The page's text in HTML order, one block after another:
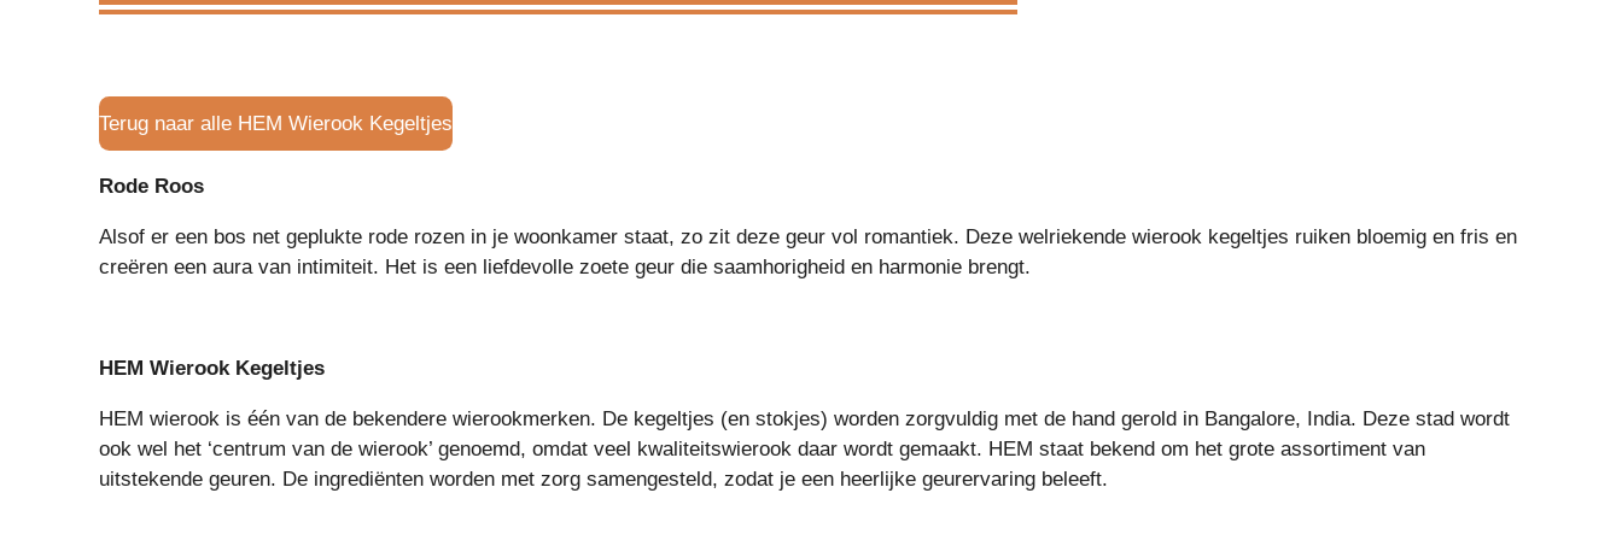
Terug naar alle HEM Wierook Kegeltjes
Rode Roos
Alsof er een bos net geplukte rode rozen in je woonkamer staat, zo zit deze geur vol romantiek. Deze welriekende wierook kegeltjes ruiken bloemig en fris en
creëren een aura van intimiteit. Het is een liefdevolle zoete geur die saamhorigheid en harmonie brengt.
HEM Wierook Kegeltjes
HEM wierook is één van de bekendere wierookmerken. De kegeltjes (en stokjes) worden zorgvuldig met de hand gerold in Bangalore, India. Deze stad wordt
ook wel het ‘centrum van de wierook’ genoemd, omdat veel kwaliteitswierook daar wordt gemaakt. HEM staat bekend om het grote assortiment van
uitstekende geuren. De ingrediënten worden met zorg samengesteld, zodat je een heerlijke geurervaring beleeft.